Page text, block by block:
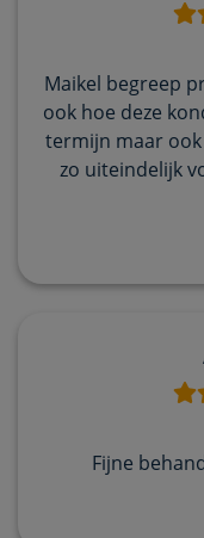
Maikel begreep
ook hoe deze
termijn maar
zo uiteindelijk
Fijne